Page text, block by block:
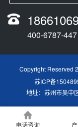
400-6787-
Copyright Reserved
苏ICP备
地址：苏州市吴中
电话咨询